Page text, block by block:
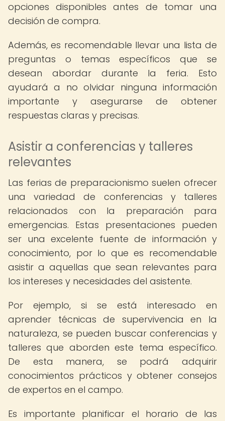
opciones disponibles antes de tomar una
decisión de compra.
Además, es recomendable llevar una lista de
preguntas o temas específicos que se
desean abordar durante la feria. Esto
ayudará a no olvidar ninguna información
importante y asegurarse de obtener
respuestas claras y precisas.
Asistir a conferencias y talleres
relevantes
Las ferias de preparacionismo suelen ofrecer
una variedad de conferencias y talleres
relacionados con la preparación para
emergencias. Estas presentaciones pueden
ser una excelente fuente de información y
conocimiento, por lo que es recomendable
asistir a aquellas que sean relevantes para
los intereses y necesidades del asistente.
Por ejemplo, si se está interesado en
aprender técnicas de supervivencia en la
naturaleza, se pueden buscar conferencias y
talleres que aborden este tema específico.
De esta manera, se podrá adquirir
conocimientos prácticos y obtener consejos
de expertos en el campo.
Es importante planificar el horario de las